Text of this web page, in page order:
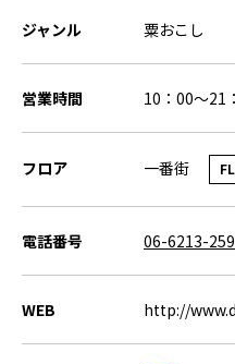
ジャンル 粟おこし
営業時間 10：00～21
フロア 一番街
電話番号 06-6213-
WEB http://